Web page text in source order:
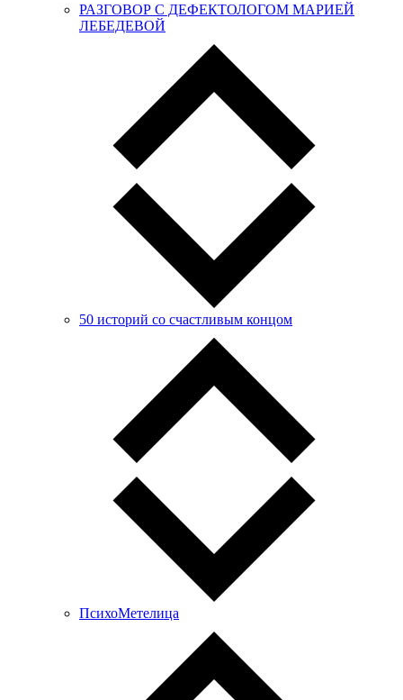
РАЗГОВОР С ДЕФЕКТОЛОГОМ МАРИЕЙ
ЛЕБЕДЕВОЙ
50 историй со счастливым концом
ПсихоМетелица